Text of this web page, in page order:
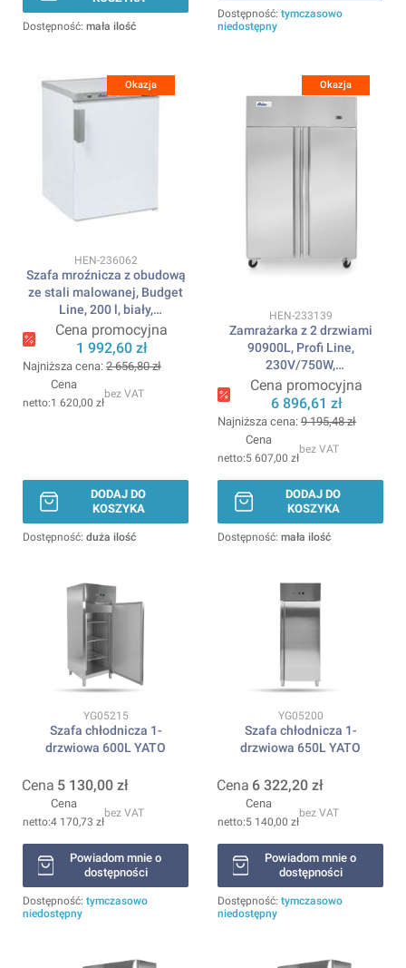
Dostępność: mała ilość
Dostępność: tymczasowo
niedostępny
Okazja
Kod produktu
HEN-236062
Szafa mroźnicza z obudową
ze stali malowanej, Budget
Line, 200 l, biały,
230V/111W,
589x655x(H)838mm ARKTIC
Cena promocyjna
1 992,60 zł
Najniższa cena: 2 656,80 zł
Cena
1 620,00 zł
bez VAT
DODAJ DO
KOSZYKA
Dostępność: duża ilość
Okazja
Kod produktu
HEN-233139
Zamrażarka z 2 drzwiami
90900L, Profi Line,
230V/750W,
1200x740x(H)1950mm
ARKTIC
Cena promocyjna
6 896,61 zł
Najniższa cena: 9 195,48 zł
Cena
5 607,00 zł
bez VAT
DODAJ DO
KOSZYKA
Dostępność: mała ilość
Kod produktu
YG05215
Szafa chłodnicza 1-
drzwiowa 600L YATO
Cena 5 130,00 zł
Cena
4 170,73 zł
bez VAT
Powiadom mnie o
dostępności
Dostępność: tymczasowo
niedostępny
Kod produktu
YG05200
Szafa chłodnicza 1-
drzwiowa 650L YATO
Cena 6 322,20 zł
Cena
5 140,00 zł
bez VAT
Powiadom mnie o
dostępności
Dostępność: tymczasowo
niedostępny